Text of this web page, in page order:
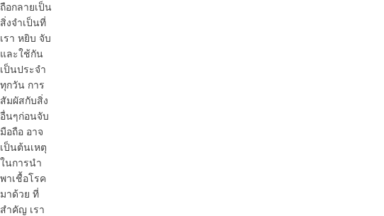
ถือกลายเป็น
สิ่งจำเป็นที่
เรา หยิบ จับ
และใช้กัน
เป็นประจำ
ทุกวัน การ
สัมผัสกับสิ่ง
อื่นๆก่อนจับ
มือถือ อาจ
เป็นต้นเหตุ
ในการนำ
พาเชื้อโรค
มาด้วย ที่
สำคัญ เรา